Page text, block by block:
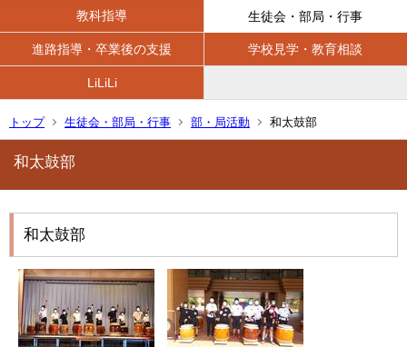
教科指導 生徒会・部局・行事
進路指導・卒業後の支援 学校見学・教育相談
LiLiLi
トップ 生徒会・部局・行事 部・局活動 和太鼓部
和太鼓部
和太鼓部